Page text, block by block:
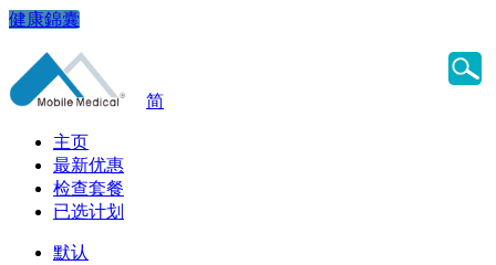
健康錦囊
简
主页
最新优惠
检查套餐
已选计划
默认